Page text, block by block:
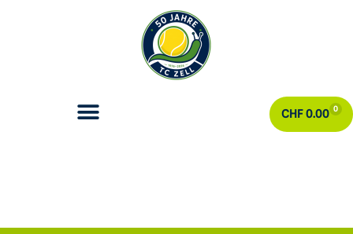
CHF0.00 0